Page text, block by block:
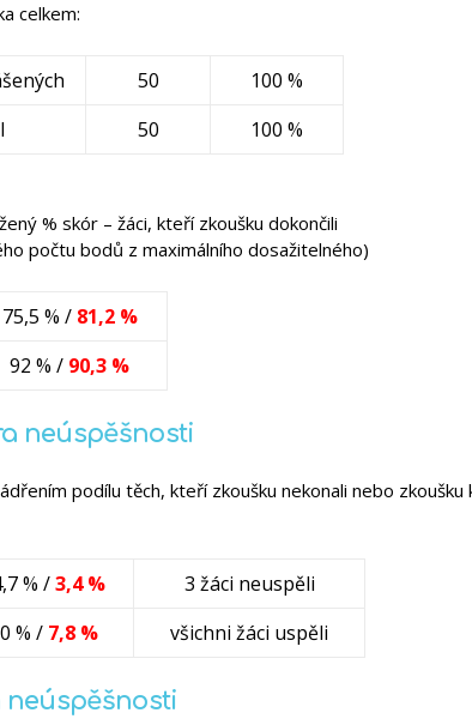
celkem:
50
100 %
50 100 %
% skór – žáci, kteří zkoušku dokončili
počtu bodů z maximálního dosažitelného)
75,5 % / 81,2 %
92 % / 90,3 %
neúspěšnosti
podílu těch, kteří zkoušku nekonali nebo zkoušku
% /3,4 %
3 žáci neuspěli
0 % /7,8 % všichni žáci uspěli
neúspěšnosti